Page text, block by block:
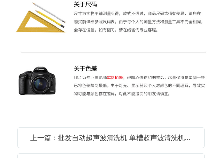
上一篇：批发自动超声波清洗机 单槽超声波清洗机超声波清洗设备